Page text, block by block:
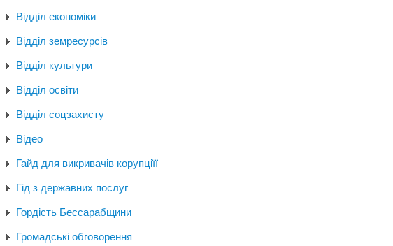
Відділ економіки
Відділ земресурсів
Відділ культури
Відділ освіти
Відділ соцзахисту
Відео
Гайд для викривачів корупціїї
Гід з державних послуг
Гордість Бессарабщини
Громадські обговорення